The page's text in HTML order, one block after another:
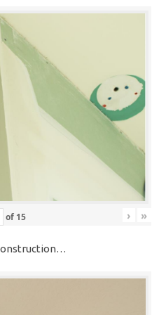
of 15 › »